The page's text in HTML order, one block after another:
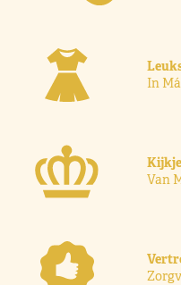
In
Van